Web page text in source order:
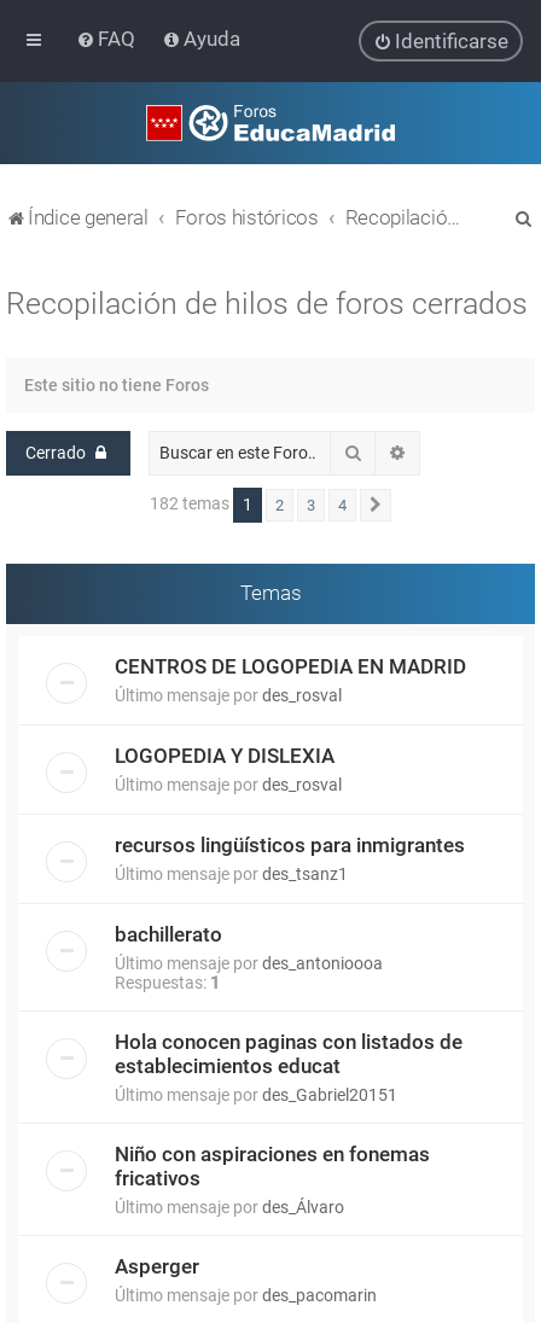
FAQ Ayuda Identificarse
Índice general Foros históricos Recopilación de hilos de foros cerrados
Recopilación de hilos de foros cerrados
Este sitio no tiene Foros
Cerrado Buscar
182 temas 1 2 3 4
Temas
CENTROS DE LOGOPEDIA EN MADRID
Último mensaje pordes_rosval
LOGOPEDIA Y DISLEXIA
Último mensaje pordes_rosval
recursos lingüísticos para inmigrantes
Último mensaje pordes_tsanz1
bachillerato
Último mensaje pordes_antonioooa
Respuestas: 1
Hola conocen paginas con listados de
establecimientos educat
Último mensaje pordes_Gabriel20151
Niño con aspiraciones en fonemas
fricativos
Último mensaje pordes_Álvaro
Asperger
Último mensaje pordes_pacomarin